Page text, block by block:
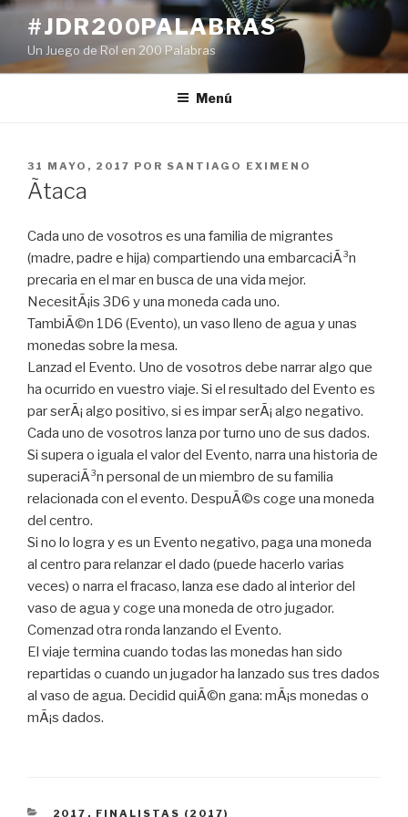
Ir
contenido
#JDR200PALABRAS
Un Juego de Rol en 200 Palabras
Menú
PUBLICADO
EN
31 MAYO, 2017 POR SANTIAGO EXIMENO
Ãtaca
Cada uno de vosotros es una familia de migrantes
(madre, padre e hija) compartiendo una embarcaciÃ³n
precaria en el mar en busca de una vida mejor.
NecesitÃ¡is 3D6 y una moneda cada uno.
TambiÃ©n 1D6 (Evento), un vaso lleno de agua y unas
monedas sobre la mesa.
Lanzad el Evento. Uno de vosotros debe narrar algo que
ha ocurrido en vuestro viaje. Si el resultado del Evento es
par serÃ¡ algo positivo, si es impar serÃ¡ algo negativo.
Cada uno de vosotros lanza por turno uno de sus dados.
Si supera o iguala el valor del Evento, narra una historia de
superaciÃ³n personal de un miembro de su familia
relacionada con el evento. DespuÃ©s coge una moneda
del centro.
Si no lo logra y es un Evento negativo, paga una moneda
al centro para relanzar el dado (puede hacerlo varias
veces) o narra el fracaso, lanza ese dado al interior del
vaso de agua y coge una moneda de otro jugador.
Comenzad otra ronda lanzando el Evento.
El viaje termina cuando todas las monedas han sido
repartidas o cuando un jugador ha lanzado sus tres dados
al vaso de agua. Decidid quiÃ©n gana: mÃ¡s monedas o
mÃ¡s dados.
CATEGORÍAS
2017 , FINALISTAS (2017)